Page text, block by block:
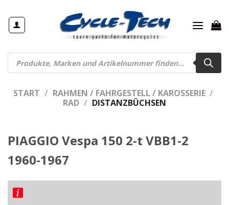
Inhalt
springen
Products
search
START / RAHMEN / FAHRGESTELL / KAROSSERIE /
RAD / DISTANZBÜCHSEN
PIAGGIO Vespa 150 2-t VBB1-2
1960-1967